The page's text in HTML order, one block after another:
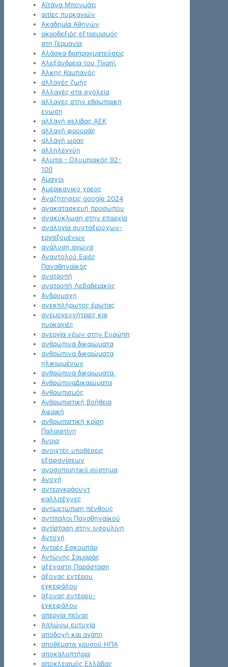
Αϊτάνα Μπονμάτι
αιτίες πυρκαγιών
Ακαδημία Αθηνών
ακροδεξιός εξτρεμισμός
στη Γερμανία
Αλάσκα διαπραγματεύσεις
Αλεξάνδρεια του Τίγρη\
Άλκης Καμπανός
αλλαγές ζωής
Αλλαγές στα σχολεία
αλλαγες στην εθρωπαικη
ενωση
αλλαγή σελίδας ΑΕΚ
αλλαγή φρουράς
αλλαγή ωρας
αλληλεγγύη
Αλμπα - Ολυμπιακός 92-
100
Αμαχοι
Αμερικανικο χρεος
Αναζητησεις google 2024
ανακατασκευή προσώπου
ανακύκλωση στην επαρχία
αναλογία συνταξιούχων-
εργαζομένων
ανάλυση αγώνα
Αναντολού Εφές
Παναθηναϊκός
ανατροπή
ανατροπή Λεβαδειακός
Ανδρομαχη
ανεκπλήρωτος έρωτας
ανεμογεννήτριες και
πυρκαγιές
ανεργία νέων στην Ευρώπη
ανθρώπινα δικαιώματα
ανθρώπινα δικαιώματα
ηλικιωμένων
ανθρώπινα δικαιώματα.
ΑνθρώπιναΔικαιώματα
Ανθρωπισμός
Ανθρωπιστική βοήθεια
Αφρική
ανθρωπιστική κρίση
Παλαιστίνη
Άνοια
ανοιχτές υποθέσεις
εξαφανίσεων
ανοσοποιητικό σύστημα
Ανοχή
αντεργκράουντ
καλλιτέχνες
αντιμετώπιση πένθους
αντίπαλοι Παναθηναϊκού
αντίσταση στην ινσουλίνη
Αντοχή
Αντρές Εσκομπάρ
Αντώνης Σαμαράς
αξέχαστη Παράσταση
άξονας εντέρου
εγκεφάλου
άξονας εντέρου-
εγκεφάλου
απεργία πείνας
Απλώνω ευτυχία
αποδοχή και αγάπη
αποθέματα χρυσού ΗΠΑ
αποκαλυπτήρια
αποκλεισμός Ελλάδας